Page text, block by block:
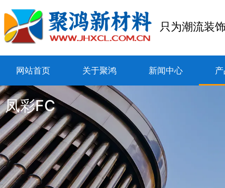
只为潮流装
网站首页 关于聚鸿 新闻中心
凤彩FC